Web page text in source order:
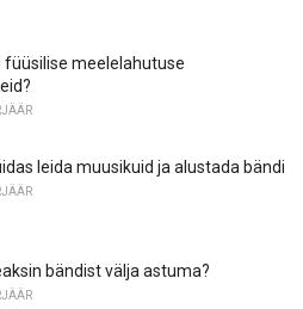
füüsilise meelelahutuse
leida muusikuid ja alustada bändi
bändist välja astuma?